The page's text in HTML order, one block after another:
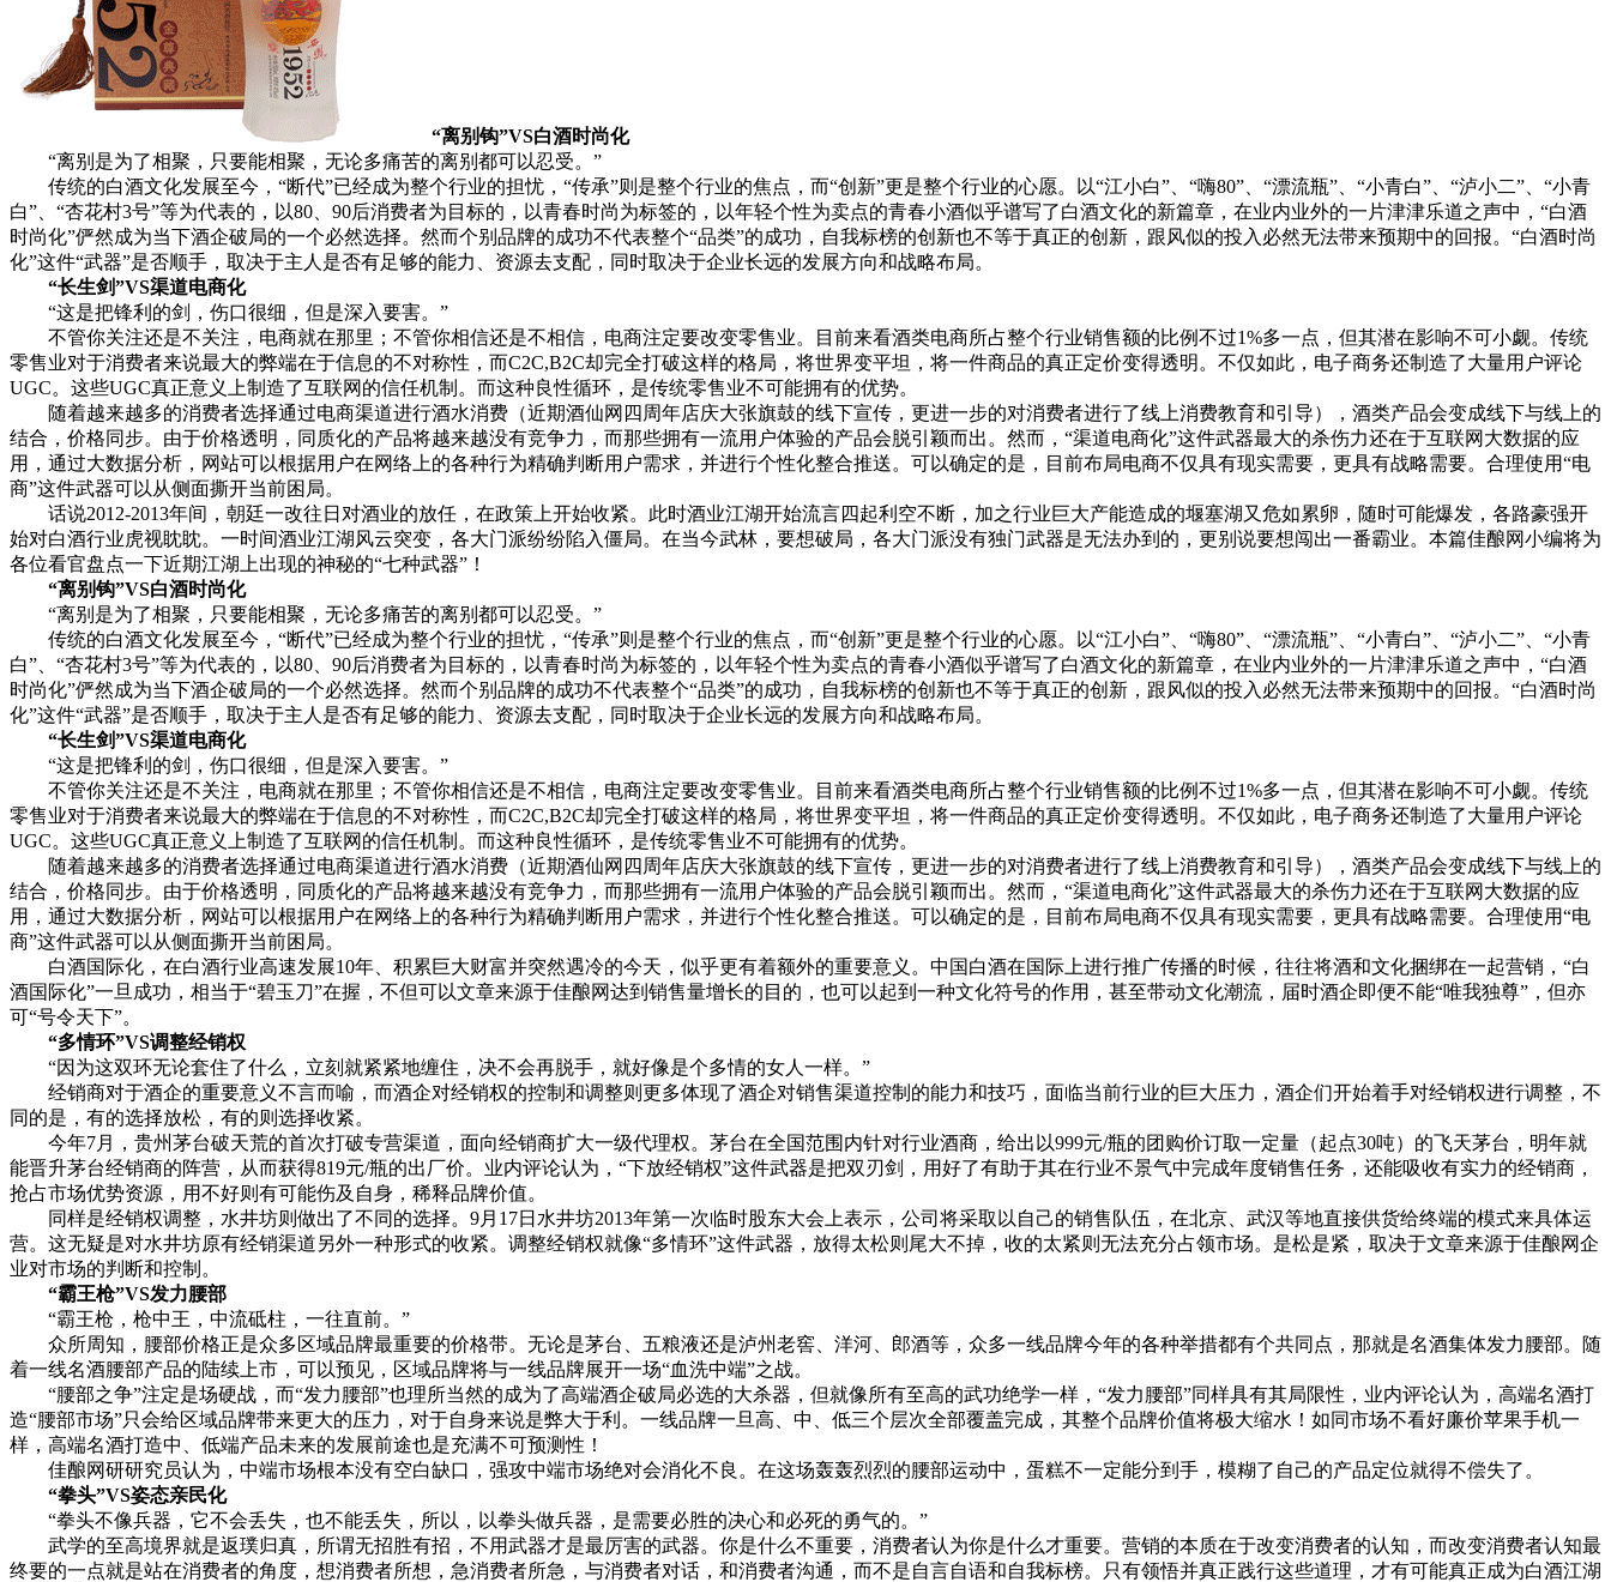
“离别钩”VS白酒时尚化
“离别是为了相聚，只要能相聚，无论多痛苦的离别都可以忍受。”
传统的白酒文化发展至今，“断代”已经成为整个行业的担忧，“传承”则是整个行业的焦点，而“创新”更是整个行业的心愿。以“江小白”、“嗨80”、“漂流瓶”、“小青白”、“泸小二”、“小青
白”、“杏花村3号”等为代表的，以80、90后消费者为目标的，以青春时尚为标签的，以年轻个性为卖点的青春小酒似乎谱写了白酒文化的新篇章，在业内业外的一片津津乐道之声中，“白酒
时尚化”俨然成为当下酒企破局的一个必然选择。然而个别品牌的成功不代表整个“品类”的成功，自我标榜的创新也不等于真正的创新，跟风似的投入必然无法带来预期中的回报。“白酒时尚
化”这件“武器”是否顺手，取决于主人是否有足够的能力、资源去支配，同时取决于企业长远的发展方向和战略布局。
“长生剑”VS渠道电商化
“这是把锋利的剑，伤口很细，但是深入要害。”
不管你关注还是不关注，电商就在那里；不管你相信还是不相信，电商注定要改变零售业。目前来看酒类电商所占整个行业销售额的比例不过1%多一点，但其潜在影响不可小觑。传统
零售业对于消费者来说最大的弊端在于信息的不对称性，而C2C,B2C却完全打破这样的格局，将世界变平坦，将一件商品的真正定价变得透明。不仅如此，电子商务还制造了大量用户评论
UGC。这些UGC真正意义上制造了互联网的信任机制。而这种良性循环，是传统零售业不可能拥有的优势。
随着越来越多的消费者选择通过电商渠道进行酒水消费（近期酒仙网四周年店庆大张旗鼓的线下宣传，更进一步的对消费者进行了线上消费教育和引导），酒类产品会变成线下与线上的
结合，价格同步。由于价格透明，同质化的产品将越来越没有竞争力，而那些拥有一流用户体验的产品会脱引颖而出。然而，“渠道电商化”这件武器最大的杀伤力还在于互联网大数据的应
用，通过大数据分析，网站可以根据用户在网络上的各种行为精确判断用户需求，并进行个性化整合推送。可以确定的是，目前布局电商不仅具有现实需要，更具有战略需要。合理使用“电
商”这件武器可以从侧面撕开当前困局。
话说2012-2013年间，朝廷一改往日对酒业的放任，在政策上开始收紧。此时酒业江湖开始流言四起利空不断，加之行业巨大产能造成的堰塞湖又危如累卵，随时可能爆发，各路豪强开
始对白酒行业虎视眈眈。一时间酒业江湖风云突变，各大门派纷纷陷入僵局。在当今武林，要想破局，各大门派没有独门武器是无法办到的，更别说要想闯出一番霸业。本篇佳酿网小编将为
各位看官盘点一下近期江湖上出现的神秘的“七种武器”！
“离别钩”VS白酒时尚化
“离别是为了相聚，只要能相聚，无论多痛苦的离别都可以忍受。”
传统的白酒文化发展至今，“断代”已经成为整个行业的担忧，“传承”则是整个行业的焦点，而“创新”更是整个行业的心愿。以“江小白”、“嗨80”、“漂流瓶”、“小青白”、“泸小二”、“小青
白”、“杏花村3号”等为代表的，以80、90后消费者为目标的，以青春时尚为标签的，以年轻个性为卖点的青春小酒似乎谱写了白酒文化的新篇章，在业内业外的一片津津乐道之声中，“白酒
时尚化”俨然成为当下酒企破局的一个必然选择。然而个别品牌的成功不代表整个“品类”的成功，自我标榜的创新也不等于真正的创新，跟风似的投入必然无法带来预期中的回报。“白酒时尚
化”这件“武器”是否顺手，取决于主人是否有足够的能力、资源去支配，同时取决于企业长远的发展方向和战略布局。
“长生剑”VS渠道电商化
“这是把锋利的剑，伤口很细，但是深入要害。”
不管你关注还是不关注，电商就在那里；不管你相信还是不相信，电商注定要改变零售业。目前来看酒类电商所占整个行业销售额的比例不过1%多一点，但其潜在影响不可小觑。传统
零售业对于消费者来说最大的弊端在于信息的不对称性，而C2C,B2C却完全打破这样的格局，将世界变平坦，将一件商品的真正定价变得透明。不仅如此，电子商务还制造了大量用户评论
UGC。这些UGC真正意义上制造了互联网的信任机制。而这种良性循环，是传统零售业不可能拥有的优势。
随着越来越多的消费者选择通过电商渠道进行酒水消费（近期酒仙网四周年店庆大张旗鼓的线下宣传，更进一步的对消费者进行了线上消费教育和引导），酒类产品会变成线下与线上的
结合，价格同步。由于价格透明，同质化的产品将越来越没有竞争力，而那些拥有一流用户体验的产品会脱引颖而出。然而，“渠道电商化”这件武器最大的杀伤力还在于互联网大数据的应
用，通过大数据分析，网站可以根据用户在网络上的各种行为精确判断用户需求，并进行个性化整合推送。可以确定的是，目前布局电商不仅具有现实需要，更具有战略需要。合理使用“电
商”这件武器可以从侧面撕开当前困局。
白酒国际化，在白酒行业高速发展10年、积累巨大财富并突然遇冷的今天，似乎更有着额外的重要意义。中国白酒在国际上进行推广传播的时候，往往将酒和文化捆绑在一起营销，“白
酒国际化”一旦成功，相当于“碧玉刀”在握，不但可以文章来源于佳酿网达到销售量增长的目的，也可以起到一种文化符号的作用，甚至带动文化潮流，届时酒企即便不能“唯我独尊”，但亦
可“号令天下”。
“多情环”VS调整经销权
“因为这双环无论套住了什么，立刻就紧紧地缠住，决不会再脱手，就好像是个多情的女人一样。”
经销商对于酒企的重要意义不言而喻，而酒企对经销权的控制和调整则更多体现了酒企对销售渠道控制的能力和技巧，面临当前行业的巨大压力，酒企们开始着手对经销权进行调整，不
同的是，有的选择放松，有的则选择收紧。
今年7月，贵州茅台破天荒的首次打破专营渠道，面向经销商扩大一级代理权。茅台在全国范围内针对行业酒商，给出以999元/瓶的团购价订取一定量（起点30吨）的飞天茅台，明年就
能晋升茅台经销商的阵营，从而获得819元/瓶的出厂价。业内评论认为，“下放经销权”这件武器是把双刃剑，用好了有助于其在行业不景气中完成年度销售任务，还能吸收有实力的经销商，
抢占市场优势资源，用不好则有可能伤及自身，稀释品牌价值。
同样是经销权调整，水井坊则做出了不同的选择。9月17日水井坊2013年第一次临时股东大会上表示，公司将采取以自己的销售队伍，在北京、武汉等地直接供货给终端的模式来具体运
营。这无疑是对水井坊原有经销渠道另外一种形式的收紧。调整经销权就像“多情环”这件武器，放得太松则尾大不掉，收的太紧则无法充分占领市场。是松是紧，取决于文章来源于佳酿网企
业对市场的判断和控制。
“霸王枪”VS发力腰部
“霸王枪，枪中王，中流砥柱，一往直前。”
众所周知，腰部价格正是众多区域品牌最重要的价格带。无论是茅台、五粮液还是泸州老窖、洋河、郎酒等，众多一线品牌今年的各种举措都有个共同点，那就是名酒集体发力腰部。随
着一线名酒腰部产品的陆续上市，可以预见，区域品牌将与一线品牌展开一场“血洗中端”之战。
“腰部之争”注定是场硬战，而“发力腰部”也理所当然的成为了高端酒企破局必选的大杀器，但就像所有至高的武功绝学一样，“发力腰部”同样具有其局限性，业内评论认为，高端名酒打
造“腰部市场”只会给区域品牌带来更大的压力，对于自身来说是弊大于利。一线品牌一旦高、中、低三个层次全部覆盖完成，其整个品牌价值将极大缩水！如同市场不看好廉价苹果手机一
样，高端名酒打造中、低端产品未来的发展前途也是充满不可预测性！
佳酿网研研究员认为，中端市场根本没有空白缺口，强攻中端市场绝对会消化不良。在这场轰轰烈烈的腰部运动中，蛋糕不一定能分到手，模糊了自己的产品定位就得不偿失了。
“拳头”VS姿态亲民化
“拳头不像兵器，它不会丢失，也不能丢失，所以，以拳头做兵器，是需要必胜的决心和必死的勇气的。”
武学的至高境界就是返璞归真，所谓无招胜有招，不用武器才是最厉害的武器。你是什么不重要，消费者认为你是什么才重要。营销的本质在于改变消费者的认知，而改变消费者认知最
终要的一点就是站在消费者的角度，想消费者所想，急消费者所急，与消费者对话，和消费者沟通，而不是自言自语和自我标榜。只有领悟并真正践行这些道理，才有可能真正成为白酒江湖